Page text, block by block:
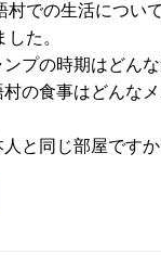
村での生活につい
た。
プの時期はどん
の食事はどんな
人と同じ部屋です